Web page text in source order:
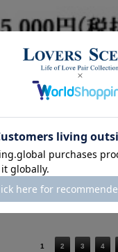
1 / 9ページ（全163件）
1 2 3 4